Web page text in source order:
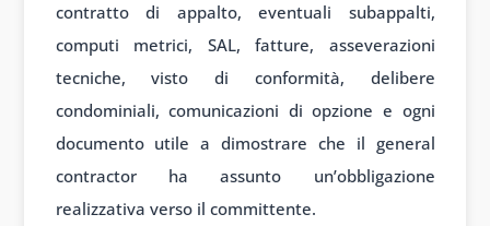
contratto di appalto, eventuali subappalti,
computi metrici, SAL, fatture, asseverazioni
tecniche, visto di conformità, delibere
condominiali, comunicazioni di opzione e ogni
documento utile a dimostrare che il general
contractor ha assunto un’obbligazione
realizzativa verso il committente.